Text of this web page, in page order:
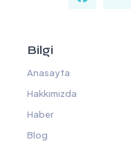
Bilgi
Anasayfa
Hakkımızda
Haber
Blog